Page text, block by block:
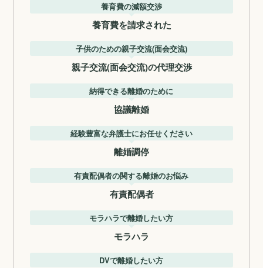
養育費の減額交渉
養育費を請求された
子供のための親子交流(面会交流)
親子交流(面会交流)の代理交渉
納得できる離婚のために
協議離婚
経験豊富な弁護士にお任せください
離婚調停
有責配偶者の関する離婚のお悩み
有責配偶者
モラハラで離婚したい方
モラハラ
DVで離婚したい方